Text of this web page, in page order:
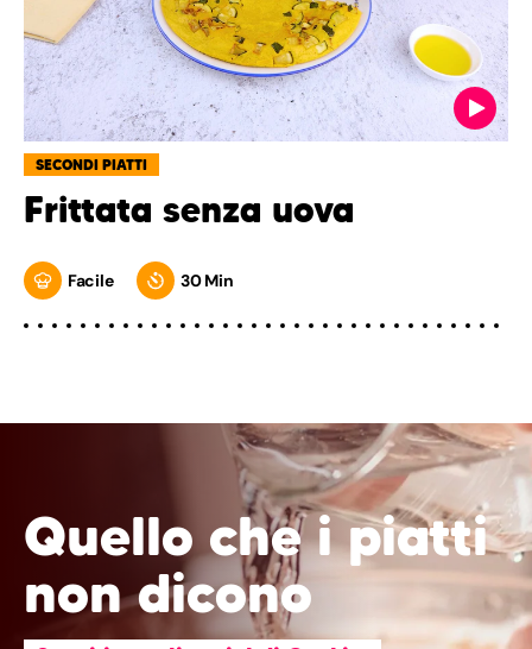
SECONDI PIATTI
Frittata senza uova
Facile 30 Min
Quello che i piatti
non dicono